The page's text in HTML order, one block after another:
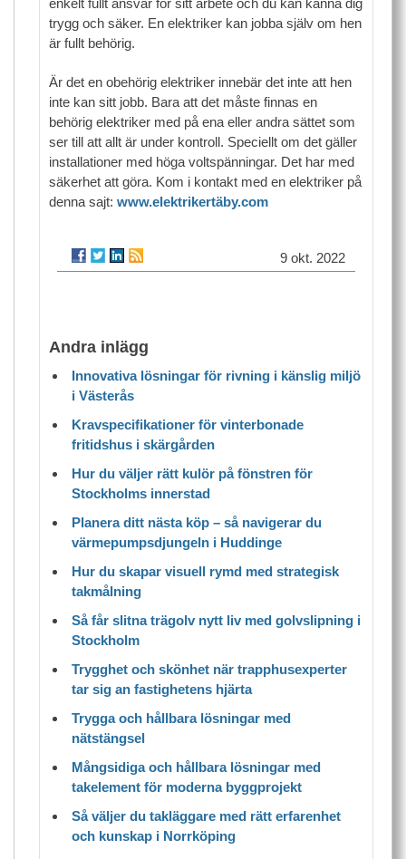
enkelt fullt ansvar för sitt arbete och du kan känna dig
trygg och säker. En elektriker kan jobba själv om hen
är fullt behörig.
Är det en obehörig elektriker innebär det inte att hen
inte kan sitt jobb. Bara att det måste finnas en
behörig elektriker med på ena eller andra sättet som
ser till att allt är under kontroll. Speciellt om det gäller
installationer med höga voltspänningar. Det har med
säkerhet att göra. Kom i kontakt med en elektriker på
denna sajt:www.elektrikertäby.com
9 okt. 2022
Andra inlägg
Innovativa lösningar för rivning i känslig miljö
i Västerås
Kravspecifikationer för vinterbonade
fritidshus i skärgården
Hur du väljer rätt kulör på fönstren för
Stockholms innerstad
Planera ditt nästa köp – så navigerar du
värmepumpsdjungeln i Huddinge
Hur du skapar visuell rymd med strategisk
takmålning
Så får slitna trägolv nytt liv med golvslipning i
Stockholm
Trygghet och skönhet när trapphusexperter
tar sig an fastighetens hjärta
Trygga och hållbara lösningar med
nätstängsel
Mångsidiga och hållbara lösningar med
takelement för moderna byggprojekt
Så väljer du takläggare med rätt erfarenhet
och kunskap i Norrköping